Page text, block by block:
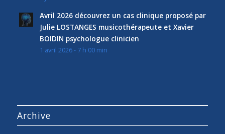
Avril 2026 découvrez un cas clinique proposé par
Julie LOSTANGES musicothérapeute et Xavier
BOIDIN psychologue clinicien
1 avril 2026 - 7 h 00 min
Archive